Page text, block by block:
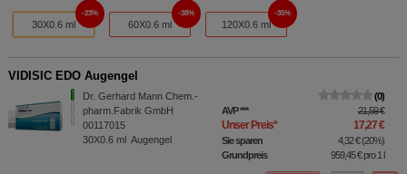
30X0.6 ml
23%
60X0.6 ml
38%
120X0.6 ml
35%
VIDISIC EDO Augengel
Dr. Gerhard Mann Chem.-
pharm.Fabrik GmbH
00117015
30X0.6 ml Augengel
0
AVP*** 21,59 €
Unser Preis* 17,27 €
Sie sparen 4,32 €(20%)
Grundpreis
959,45 €pro 1 l